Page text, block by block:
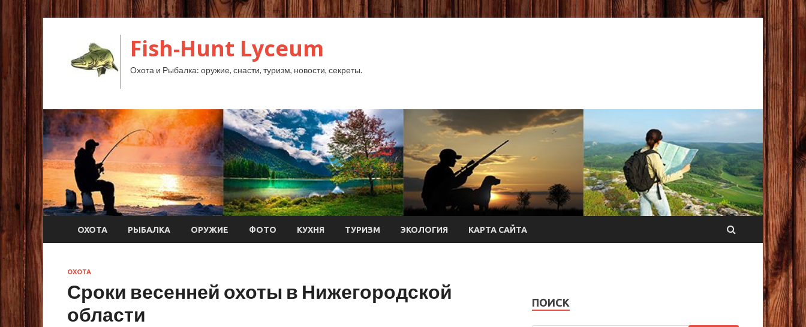
Fish-Hunt Lyceum
Охота и Рыбалка: оружие, снасти, туризм, новости, секреты.
ОХОТА РЫБАЛКА ОРУЖИЕ ФОТО КУХНЯ ТУРИЗМ ЭКОЛОГИЯ КАРТА САЙТА
ОХОТА
Сроки весенней охоты в Нижегородской
области
ПОИСК